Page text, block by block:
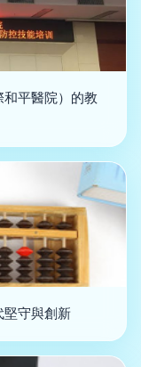
平醫院）的教
堅守與創新